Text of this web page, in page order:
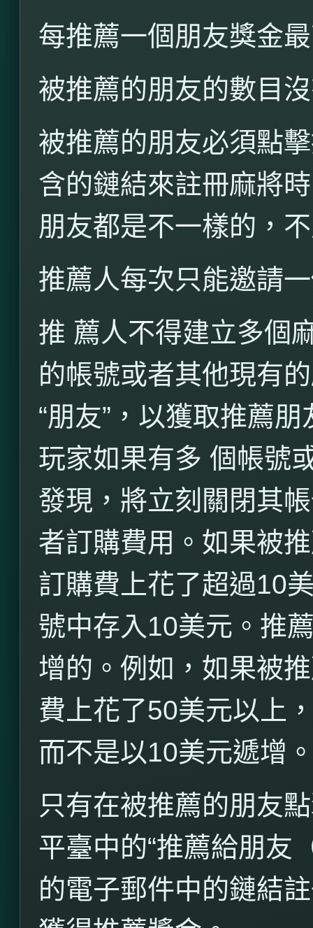
每推薦一個朋友獎金
被推薦的朋友的數目
被推薦的朋友必須點
含的鏈結來註冊麻將
朋友都是不一樣的，
推薦人每次只能邀請
推 薦人不得建立多個
的帳號或者其他現有
“朋友”，以獲取推薦
玩家如果有多 個帳號
發現，將立刻關閉其
者訂購費用。如果被
訂購費上花了超過10
號中存入10美元。推
增的。例如，如果被
費上花了50美元以上
而不是以10美元遞增
只有在被推薦的朋友
平臺中的“推薦給朋友
的電子郵件中的鏈結